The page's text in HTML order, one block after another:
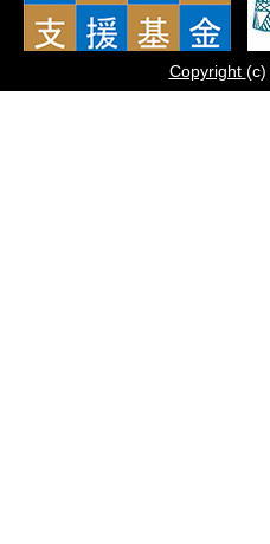
Copyright (c)